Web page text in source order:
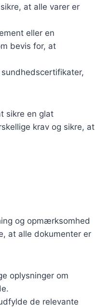
at alle varer er
eller en
bevis for, at
sikre en glat
krav og sikre, at
og opmærksomhed
at alle dokumenter er
oplysninger om
de relevante